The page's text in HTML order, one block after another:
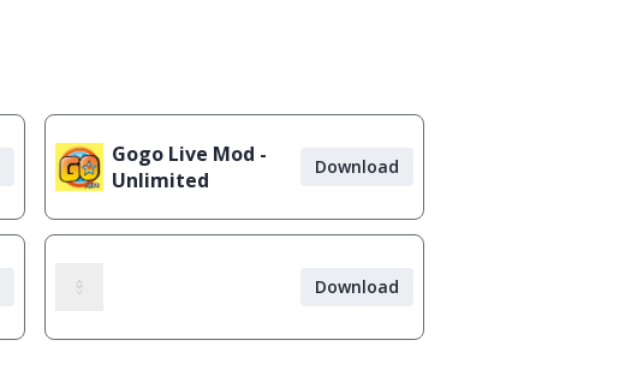
Gogo Live Mod -
Unlimited
Download
Download